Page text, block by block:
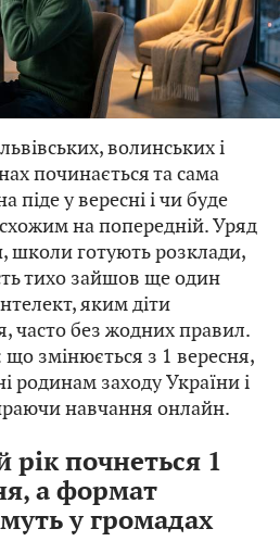
волинських і
починається та сама
піде у вересні і чи буде
на попередній. Уряд
школи готують розклади,
тихо зайшов ще один
яким діти
часто без жодних правил.
змінюється з 1 вересня,
родинам заходу України і
навчання онлайн.
рік почнеться 1
а формат
у громадах